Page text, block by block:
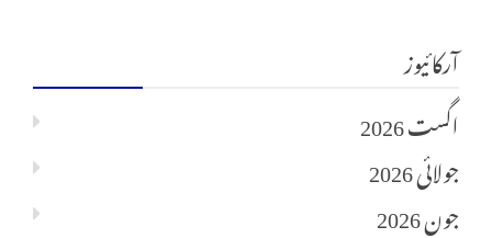
آرکائیوز
اگست 2026
جولائی 2026
جون 2026